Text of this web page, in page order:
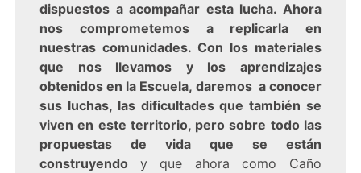
dispuestos a acompañar esta lucha. Ahora
nos comprometemos a replicarla en
nuestras comunidades. Con los materiales
que nos llevamos y los aprendizajes
obtenidos en la Escuela, daremos a conocer
sus luchas, las dificultades que también se
viven en este territorio, pero sobre todo las
propuestas de vida que se están
construyendo y que ahora como Caño